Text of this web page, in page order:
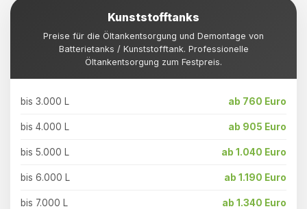
Kunststofftanks
Preise für die Öltankentsorgung und Demontage von
Batterietanks / Kunststofftank. Professionelle
Öltankentsorgung zum Festpreis.
bis 3.000 L ab 760 Euro
bis 4.000 L ab 905 Euro
bis 5.000 L ab 1.040 Euro
bis 6.000 L ab 1.190 Euro
bis 7.000 L ab 1.340 Euro